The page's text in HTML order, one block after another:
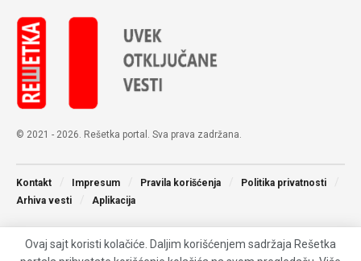
© 2021 - 2026. Rešetka portal. Sva prava zadržana.
Kontakt Impresum Pravila korišćenja
Politika privatnosti
Arhiva vesti
Aplikacija
Ovaj sajt koristi kolačiće. Daljim korišćenjem sadržaja Rešetka